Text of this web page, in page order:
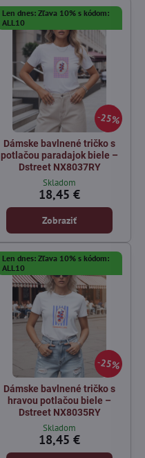
25%
Len dnes: Zľava 10% s kódom:
ALL10
Dámske bavlnené tričko s
potlačou paradajok biele –
Dstreet NX8037RY
Skladom
18,45 €
Zobraziť
25%
Len dnes: Zľava 10% s kódom:
ALL10
Dámske bavlnené tričko s
hravou potlačou biele –
Dstreet NX8035RY
Skladom
18,45 €